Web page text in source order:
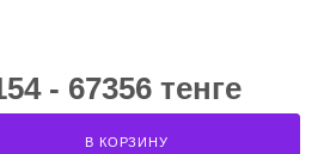
- 67356 тенге
В КОРЗИНУ